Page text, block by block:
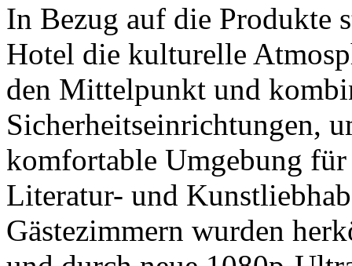
In Bezug auf die Produkte
Hotel die kulturelle
den Mittelpunkt und
Sicherheitseinrichtungen,
komfortable Umgebung
Literatur- und
Gästezimmern wurden